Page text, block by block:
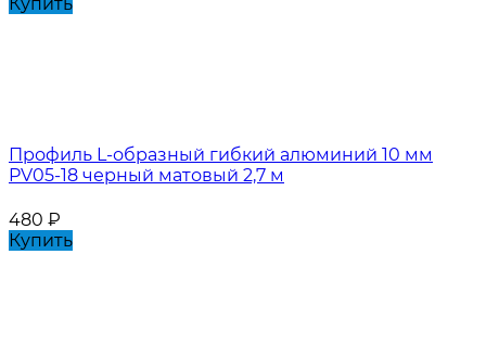
Профиль L-образный гибкий алюминий 10 мм
PV05-18 черный матовый 2,7 м
480 ₽
Купить